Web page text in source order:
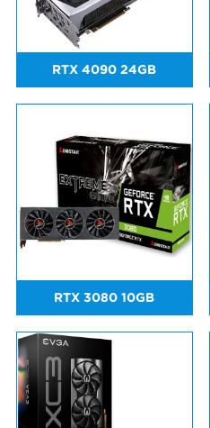
RTX 4090 24GB
RTX 3080 10GB